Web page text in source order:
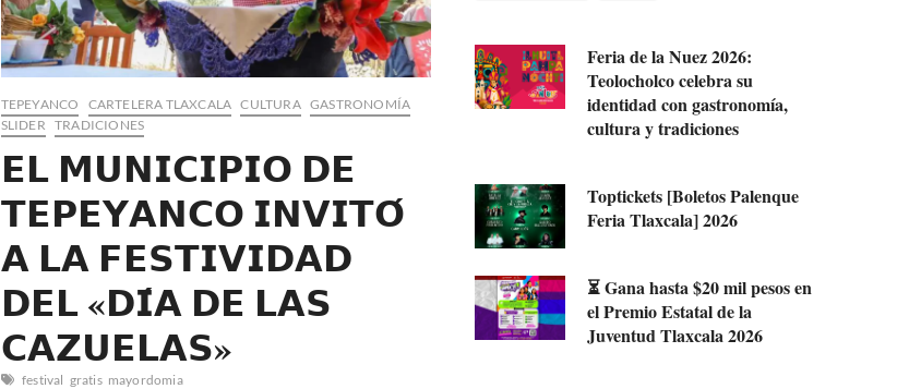
TEPEYANCO CARTELERA TLAXCALA CULTURA GASTRONOMÍA
SLIDER TRADICIONES
𝗘𝗟 𝗠𝗨𝗡𝗜𝗖𝗜𝗣𝗜𝗢 𝗗𝗘
𝗧𝗘𝗣𝗘𝗬𝗔𝗡𝗖𝗢 𝗜𝗡𝗩𝗜𝗧𝗢́
𝗔 𝗟𝗔 𝗙𝗘𝗦𝗧𝗜𝗩𝗜𝗗𝗔𝗗
𝗗𝗘𝗟 «𝗗𝗜́𝗔 𝗗𝗘 𝗟𝗔𝗦
𝗖𝗔𝗭𝗨𝗘𝗟𝗔𝗦»
festival gratis mayordomia
Feria de la Nuez 2026:
Teolocholco celebra su
identidad con gastronomía,
cultura y tradiciones
Toptickets [Boletos Palenque
Feria Tlaxcala] 2026
⏳ Gana hasta $20 mil pesos en
el Premio Estatal de la
Juventud Tlaxcala 2026